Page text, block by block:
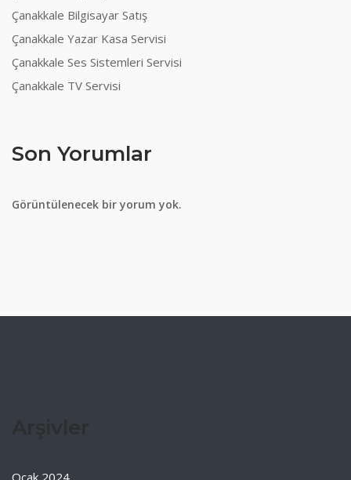
Çanakkale Bilgisayar Satış
Çanakkale Yazar Kasa Servisi
Çanakkale Ses Sistemleri Servisi
Çanakkale TV Servisi
Son Yorumlar
Görüntülenecek bir yorum yok.
Ocak 2024